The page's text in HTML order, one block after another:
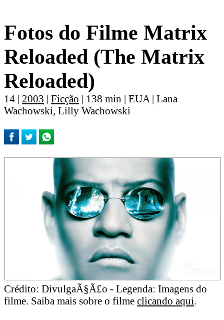
Fotos do Filme Matrix
Reloaded (The Matrix
Reloaded)
14 | 2003 | Ficção | 138 min | EUA | Lana
Wachowski, Lilly Wachowski
Crédito: DivulgaÃ§Ã£o - Legenda: Imagens do
filme. Saiba mais sobre o filme clicando aqui.